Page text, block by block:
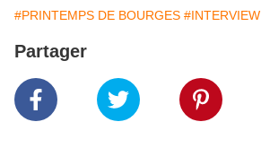
#PRINTEMPS DE BOURGES #INTERVIEW
Partager